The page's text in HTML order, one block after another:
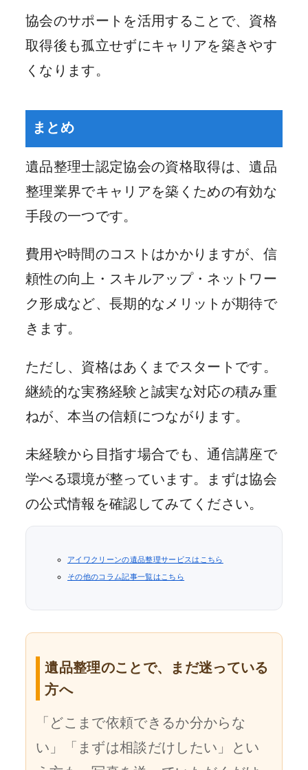
協会のサポートを活用することで、資格
取得後も孤立せずにキャリアを築きやす
くなります。
まとめ
遺品整理士認定協会の資格取得は、遺品
整理業界でキャリアを築くための有効な
手段の一つです。
費用や時間のコストはかかりますが、信
頼性の向上・スキルアップ・ネットワー
ク形成など、長期的なメリットが期待で
きます。
ただし、資格はあくまでスタートです。
継続的な実務経験と誠実な対応の積み重
ねが、本当の信頼につながります。
未経験から目指す場合でも、通信講座で
学べる環境が整っています。まずは協会
の公式情報を確認してみてください。
アイワクリーンの遺品整理サービスはこちら
その他のコラム記事一覧はこちら
遺品整理のことで、まだ迷っている
方へ
「どこまで依頼できるか分からな
い」「まずは相談だけしたい」とい